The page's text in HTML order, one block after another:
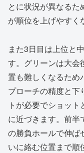
とに状況が異なる
が順位を上げやすく
また3日目は上位と
す。グリーンは大会
置も難しくなるため
プローチの精度と下
トが必要でショッ
に近づきます。前半
の勝負ホールで伸ば
いに絡む位置まで順